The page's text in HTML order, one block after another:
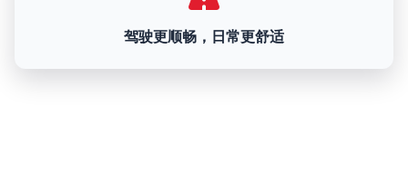
驾驶更顺畅，日常更舒适